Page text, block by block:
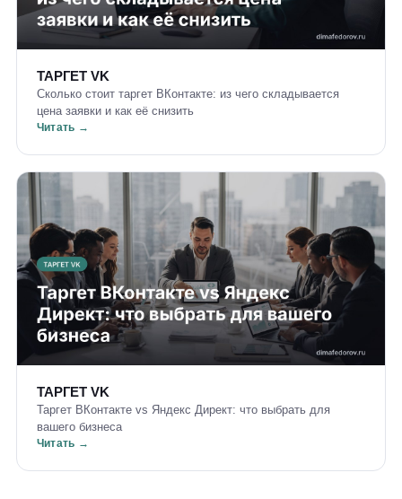
ТАРГЕТ VK
Сколько стоит таргет ВКонтакте: из чего складывается
цена заявки и как её снизить
Читать →
ТАРГЕТ VK
Таргет ВКонтакте vs Яндекс Директ: что выбрать для
вашего бизнеса
Читать →